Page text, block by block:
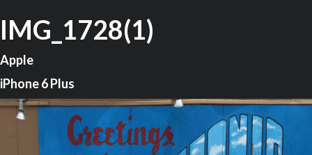
IMG_1728(1)
Apple
iPhone 6 Plus